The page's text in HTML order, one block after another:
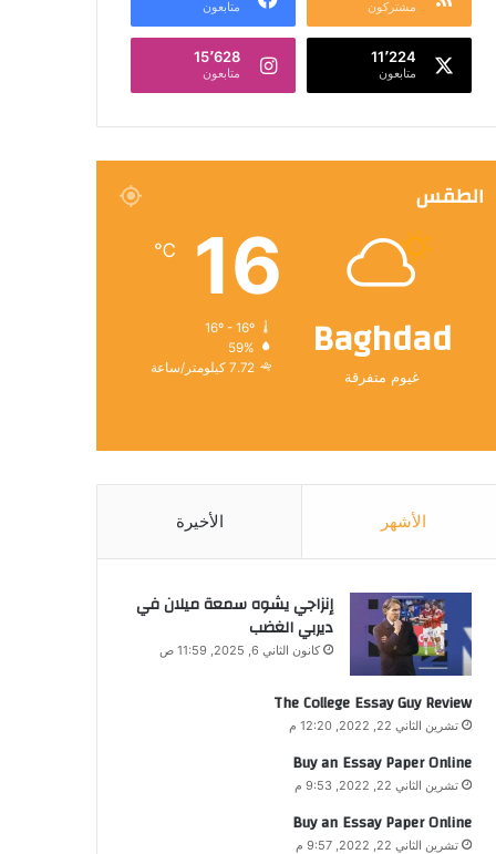
مشتركون متابعون
11٬224
متابعون
15٬628
متابعون
الطقس
Baghdad
غيوم متفرقة
16
℃
16º - 16º
59%
7.72 كيلومتر/ساعة
الأشهر الأخيرة
إنزاجي يشوه سمعة ميلان في
ديربي الغضب
كانون الثاني 6, 2025, 11:59 ص
The College Essay Guy Review
تشرين الثاني 22, 2022, 12:20 م
Buy an Essay Paper Online
تشرين الثاني 22, 2022, 9:53 م
Buy an Essay Paper Online
تشرين الثاني 22, 2022, 9:57 م